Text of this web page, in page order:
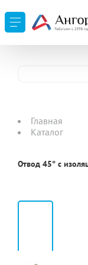
Главная
Каталог
Отвод 45° с